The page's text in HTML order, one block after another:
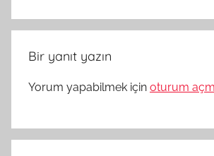
Bir yanıt yazın
Yorum yapabilmek için oturum